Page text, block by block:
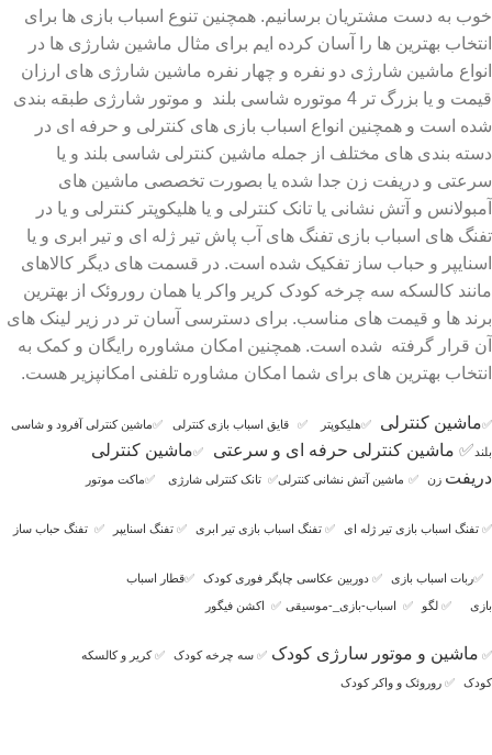
خوب به دست مشتریان برسانیم. همچنین تنوع اسباب بازی ها برای
انتخاب بهترین ها را آسان کرده ایم برای مثال ماشین شارژی ها در
انواع ماشین شارژی دو نفره و چهار نفره ماشین شارژی های ارزان
قیمت و یا بزرگ تر 4 موتوره شاسی بلند و موتور شارژی طبقه بندی
شده است و همچنین انواع اسباب بازی های کنترلی و حرفه ای در
دسته بندی های مختلف از جمله ماشین کنترلی شاسی بلند و یا
سرعتی و دریفت زن جدا شده یا بصورت تخصصی ماشین های
آمبولانس و آتش نشانی یا تانک کنترلی و یا هلیکوپتر کنترلی و یا در
تفنگ های اسباب بازی تفنگ های آب پاش تیر ژله ای و تیر ابری و یا
اسنایپر و حباب ساز تفکیک شده است. در قسمت های دیگر کالاهای
مانند کالسکه سه چرخه کودک کریر واکر یا همان روروئک از بهترین
برند ها و قیمت های مناسب. برای دسترسی آسان تر در زیر لینک های
آن قرار گرفته شده است. همچنین امکان مشاوره رایگان و کمک به
انتخاب بهترین های برای شما امکان مشاوره تلفنی امکانپزیر هست.
✅ماشین کنترلی ✅هلیکوپتر ✅ قایق اسباب بازی کنترلی ✅ماشین کنترلی آفرود و شاسی
بلند ✅ ماشین کنترلی حرفه ای و سرعتی ✅ماشین کنترلی
دریفت زن ✅ ماشین آتش نشانی کنترلی✅ تانک کنترلی شارژی ✅ماکت موتور
✅ تفنگ اسباب بازی تیر ژله ای ✅ تفنگ اسباب بازی تیر ابری ✅ تفنگ اسنایپر ✅ تفنگ حباب ساز
✅ربات اسباب بازی ✅ دوربین عکاسی چاپگر فوری کودک ✅قطار اسباب
بازی ✅ لگو ✅ اسباب-بازی_-موسیقی ✅ اکشن فیگور
✅ ماشین و موتور سارژی کودک ✅ سه چرخه کودک ✅کریر و کالسکه
کودک ✅ روروئک و واکر کودک